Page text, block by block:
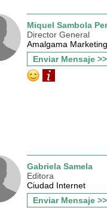
Miquel Sambola
Director General
Amalgama Marketing
Enviar Mensaje >>
Gabriela Samela
Editora
Ciudad Internet
Enviar Mensaje >>